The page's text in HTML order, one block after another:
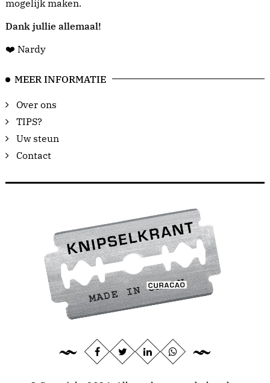
mogelijk maken.
Dank jullie allemaal!
❤️ Nardy
MEER INFORMATIE
Over ons
TIPS?
Uw steun
Contact